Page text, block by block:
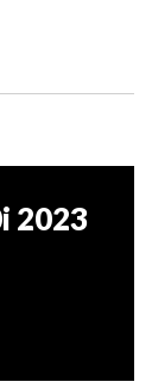
2023